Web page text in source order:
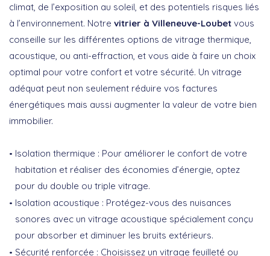
climat, de l’exposition au soleil, et des potentiels risques liés
à l’environnement. Notre vitrier à Villeneuve-Loubet vous
conseille sur les différentes options de vitrage thermique,
acoustique, ou anti-effraction, et vous aide à faire un choix
optimal pour votre confort et votre sécurité. Un vitrage
adéquat peut non seulement réduire vos factures
énergétiques mais aussi augmenter la valeur de votre bien
immobilier.
Isolation thermique : Pour améliorer le confort de votre
habitation et réaliser des économies d’énergie, optez
pour du double ou triple vitrage.
Isolation acoustique : Protégez-vous des nuisances
sonores avec un vitrage acoustique spécialement conçu
pour absorber et diminuer les bruits extérieurs.
Sécurité renforcée : Choisissez un vitrage feuilleté ou